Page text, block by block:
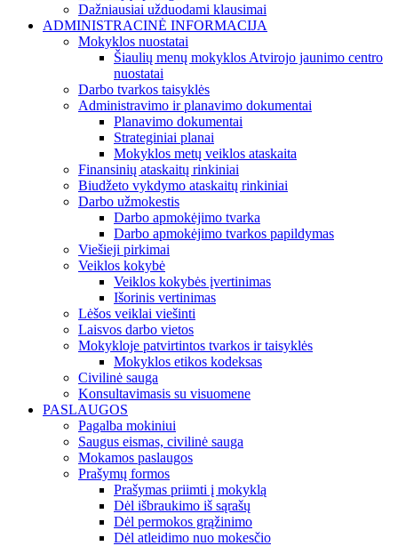
Dažniausiai užduodami klausimai
ADMINISTRACINĖ INFORMACIJA
Mokyklos nuostatai
Šiaulių menų mokyklos Atvirojo jaunimo centro
nuostatai
Darbo tvarkos taisyklės
Administravimo ir planavimo dokumentai
Planavimo dokumentai
Strateginiai planai
Mokyklos metų veiklos ataskaita
Finansinių ataskaitų rinkiniai
Biudžeto vykdymo ataskaitų rinkiniai
Darbo užmokestis
Darbo apmokėjimo tvarka
Darbo apmokėjimo tvarkos papildymas
Viešieji pirkimai
Veiklos kokybė
Veiklos kokybės įvertinimas
Išorinis vertinimas
Lėšos veiklai viešinti
Laisvos darbo vietos
Mokykloje patvirtintos tvarkos ir taisyklės
Mokyklos etikos kodeksas
Civilinė sauga
Konsultavimasis su visuomene
PASLAUGOS
Pagalba mokiniui
Saugus eismas, civilinė sauga
Mokamos paslaugos
Prašymų formos
Prašymas priimti į mokyklą
Dėl išbraukimo iš sąrašų
Dėl permokos grąžinimo
Dėl atleidimo nuo mokesčio